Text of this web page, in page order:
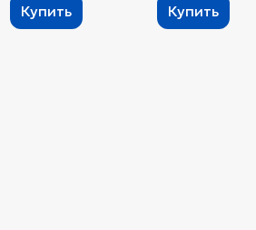
Купить Купить